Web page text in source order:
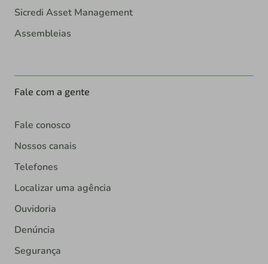
Sicredi Asset Management
Assembleias
Fale com a gente
Fale conosco
Nossos canais
Telefones
Localizar uma agência
Ouvidoria
Denúncia
Segurança